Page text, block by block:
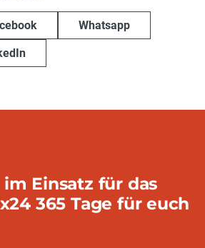
Whatsapp
Einsatz für das
365 Tage für euch